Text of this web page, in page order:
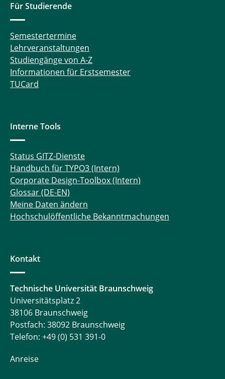
Für Studierende
Semestertermine
Lehrveranstaltungen
Studiengänge von A-Z
Informationen für Erstsemester
TUCard
Interne Tools
Status GITZ-Dienste
Handbuch für TYPO3 (Intern)
Corporate Design-Toolbox (Intern)
Glossar (DE-EN)
Meine Daten ändern
Hochschulöffentliche Bekanntmachungen
Kontakt
Technische Universität Braunschweig
Universitätsplatz 2
38106 Braunschweig
Postfach: 38092 Braunschweig
Telefon: +49 (0) 531 391-0
Anreise